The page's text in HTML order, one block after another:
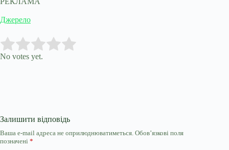
Джерело
Rate this item:
No votes yet.
Залишити відповідь
Ваша e-mail адреса не оприлюднюватиметься. Обов’язкові поля
позначені *